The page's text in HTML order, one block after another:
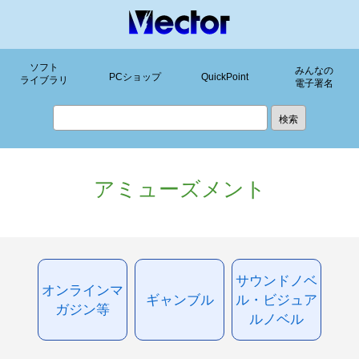
ソフト
ライブラリ
PCショップ QuickPoint
みんなの
電子署名
アミューズメント
オンラインマ
ガジン等
ギャンブル
サウンドノベ
ル・ビジュア
ルノベル